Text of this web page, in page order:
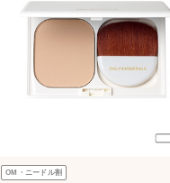
OM・ニードル割